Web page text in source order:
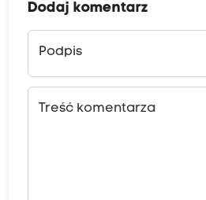
Dodaj komentarz
Podpis
Treść komentarza